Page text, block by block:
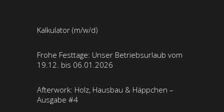
Kalkulator (m/w/d)
Frohe Festtage: Unser Betriebsurlaub vom
19.12. bis 06.01.2026
Afterwork: Holz, Hausbau & Häppchen –
Ausgabe #4